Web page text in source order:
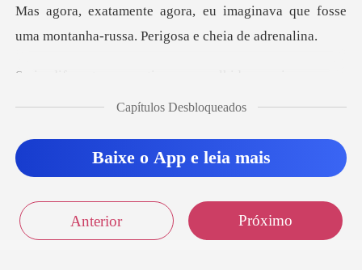
Sair
aginava que fosse
uma montanha-rus
caminho ou pudesse sair antes que o cinto se apertasse
Capítulos Desbloqueados
Baixe o App e leia mais
Anterior Próximo